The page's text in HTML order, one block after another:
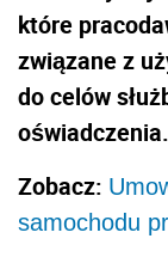
które
związane z
do celów
oświadczenia.
Zobacz:
samochodu